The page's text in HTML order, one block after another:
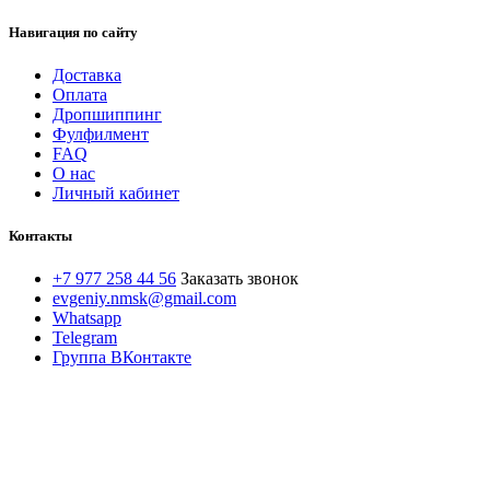
Навигация по сайту
Доставка
Оплата
Дропшиппинг
Фулфилмент
FAQ
О нас
Личный кабинет
Контакты
+7 977 258 44 56 Заказать звонок
evgeniy.nmsk@gmail.com
Whatsapp
Telegram
Группа ВКонтакте